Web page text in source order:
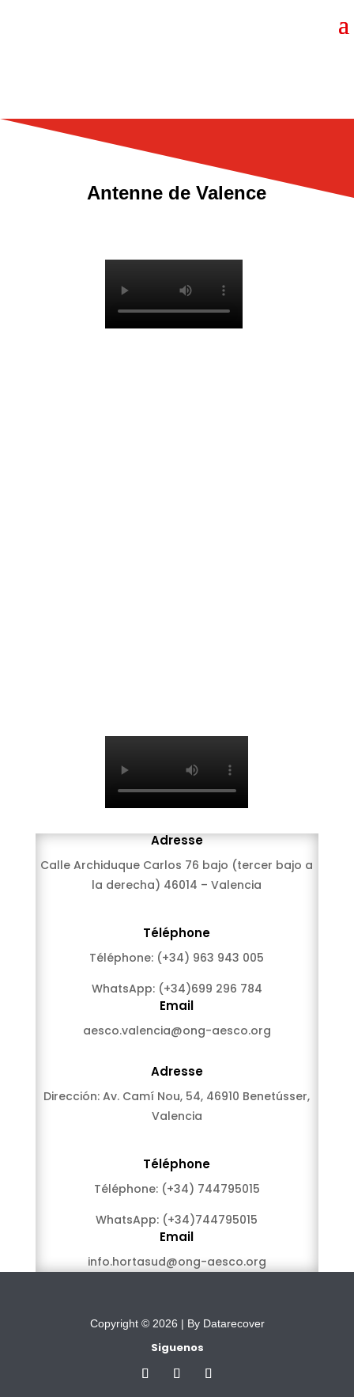
Antenne de Valence
Adresse
Calle Archiduque Carlos 76 bajo (tercer bajo a
la derecha) 46014 – Valencia
Téléphone
Téléphone: (+34) 963 943 005
WhatsApp:(+34)699 296 784
Email
aesco.valencia@ong-aesco.org
Adresse
Dirección: Av. Camí Nou, 54, 46910 Benetússer,
Valencia
Téléphone
Téléphone: (+34) 744795015
WhatsApp: (+34)744795015
Email
info.hortasud@ong-aesco.org
Copyright © 2026 | By Datarecover
Siguenos